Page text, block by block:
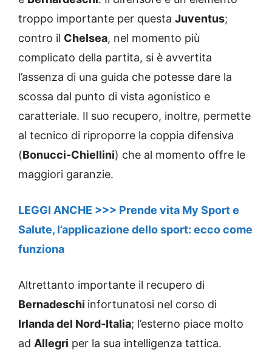
troppo importante per questa Juventus;
contro il Chelsea, nel momento più
complicato della partita, si è avvertita
l’assenza di una guida che potesse dare la
scossa dal punto di vista agonistico e
caratteriale. Il suo recupero, inoltre, permette
al tecnico di riproporre la coppia difensiva
(Bonucci-Chiellini) che al momento offre le
maggiori garanzie.
LEGGI ANCHE >>> Prende vita My Sport e
Salute, l’applicazione dello sport: ecco come
funziona
Altrettanto importante il recupero di
Bernadeschi infortunatosi nel corso di
Irlanda del Nord-Italia; l’esterno piace molto
ad Allegri per la sua intelligenza tattica.